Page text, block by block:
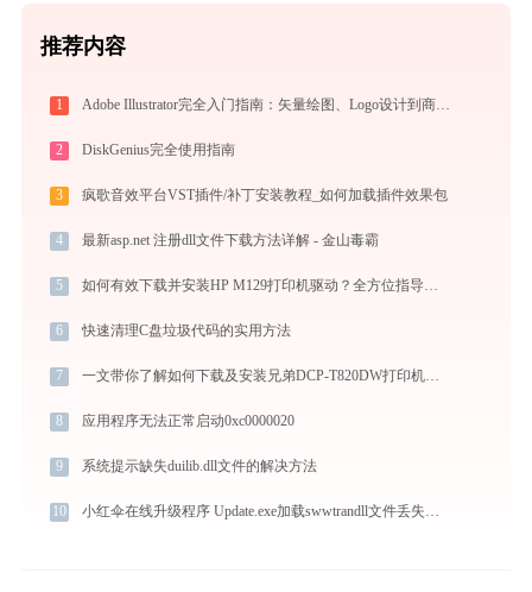
推荐内容
1 Adobe Illustrator完全入门指南：矢量绘图、Logo设计到商业插画的必备工具详解
2 DiskGenius完全使用指南
3 疯歌音效平台VST插件/补丁安装教程_如何加载插件效果包
4 最新asp.net 注册dll文件下载方法详解 - 金山毒霸
5 如何有效下载并安装HP M129打印机驱动？全方位指导手册
6 快速清理C盘垃圾代码的实用方法
7 一文带你了解如何下载及安装兄弟DCP-T820DW打印机驱动
8 应用程序无法正常启动0xc0000020
9 系统提示缺失duilib.dll文件的解决方法
10 小红伞在线升级程序 Update.exe加载swwtrandll文件丢失处理办法